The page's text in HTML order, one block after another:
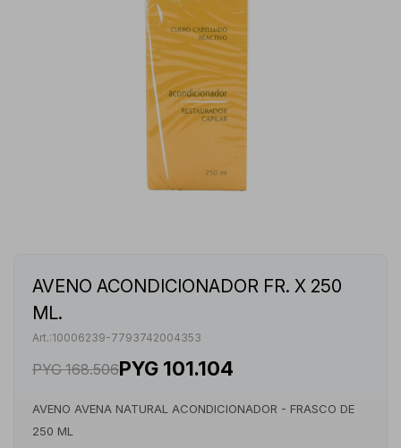
AVENO ACONDICIONADOR FR. X 250
ML.
10006239-7793742004353
PYG 168.506PYG 101.104
AVENO AVENA NATURAL ACONDICIONADOR - FRASCO DE
250 ML